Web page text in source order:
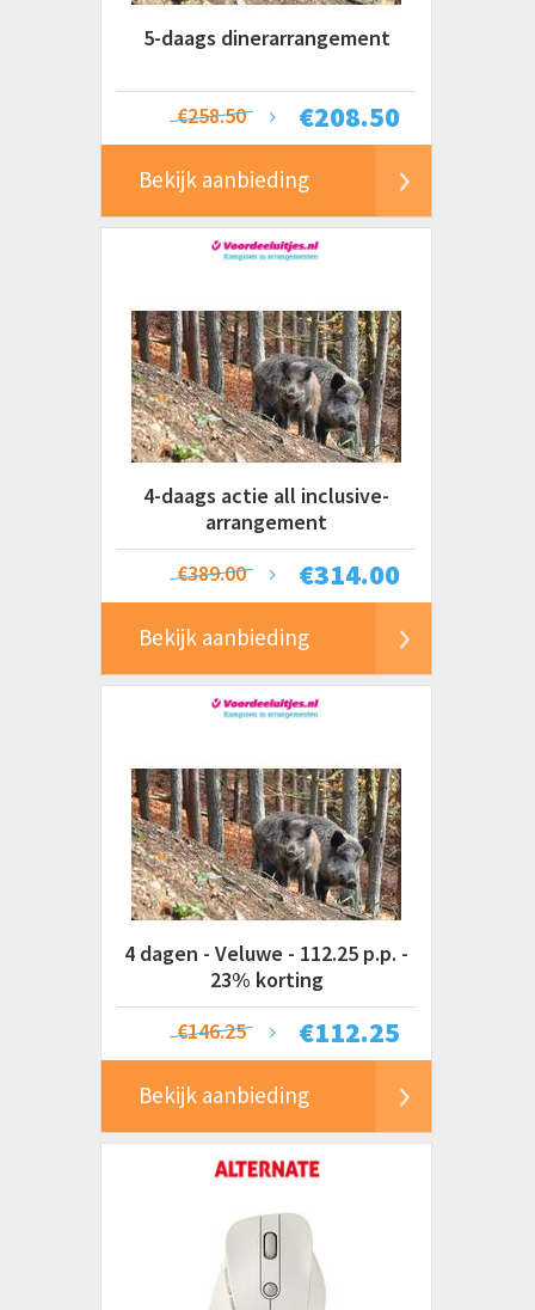
5-daags dinerarrangement
€208.50
€258.50
Bekijk aanbieding
4-daags actie all inclusive-
arrangement
€314.00
€389.00
Bekijk aanbieding
4 dagen - Veluwe - 112.25 p.p. -
23% korting
€112.25
€146.25
Bekijk aanbieding